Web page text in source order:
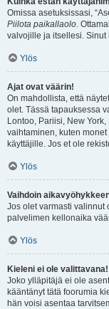
Omissa asetuksissasi,
Piilota paikallaolo.
valvojille ja itsellesi.
Ylös
Ajat ovat väärin!
On mahdollista, että
olet. Tässä tapauksessa
Lontoo, Pariisi, New
vaihtaminen, kuten
käyttäjille. Jos et ole
Ylös
Vaihdoin
Jos olet varmasti valinnut
palvelimen kellonaika
Ylös
Kieleni ei ole valittavana!
Joko ylläpitäjä ei ole
kääntänyt tätä foorumia
hän voisi asentaa